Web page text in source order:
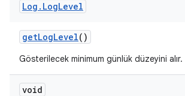
Log . LogLevel
getLogLevel()
Gösterilecek minimum günlük düzeyini alır.
void